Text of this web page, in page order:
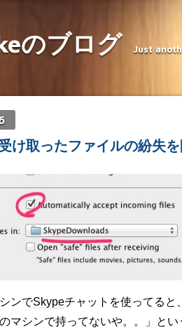
のブログ Just
け取ったファイルの紛失
ンでSkypeチャットを使ってると
マシンで持ってないや。。」と